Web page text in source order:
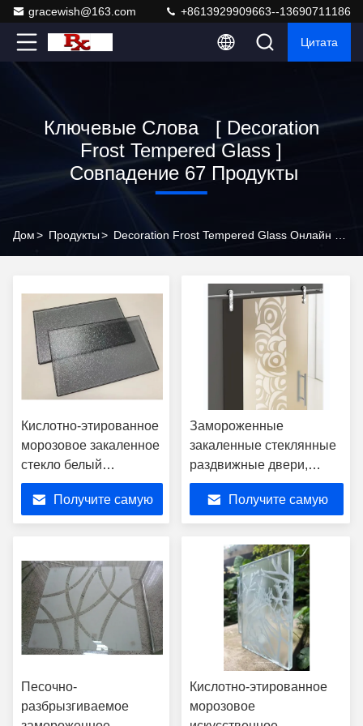
gracewish@163.com +8613929909663--13690711186
Цитата
Ключевые Слова [ Decoration
Frost Tempered Glass ]
Совпадение 67 Продукты
Дом> Продукты>
Кислотно-этированное
морозовое закаленное
стекло белый
нефритовый килин для
украшения
Получите самую
Замороженные
закаленные стеклянные
раздвижные двери,
отвержденные
оборудованием
Получите самую
Песочно-
разбрызгиваемое
Кислотно-этированное
морозовое